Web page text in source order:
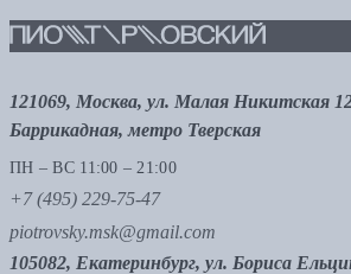
121069, Москва, ул. Малая Никитская
Баррикадная, метро Тверская
ПН – ВС 11:00 – 21:00
+7 (495) 229-75-47
piotrovsky.msk@gmail.com
105082, Екатеринбург, ул. Бориса